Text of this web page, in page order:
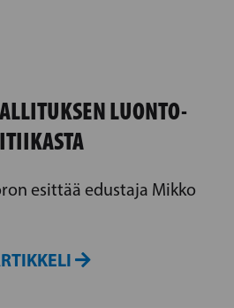
LUONTO-
esittää edustaja Mikko